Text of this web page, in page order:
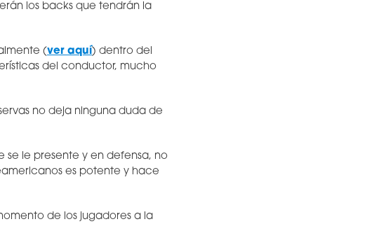
los backs que tendrán la
(ver aquí ) dentro del
del conductor, mucho
no deja ninguna duda de
le presente y en defensa, no
es potente y hace
de los jugadores a la